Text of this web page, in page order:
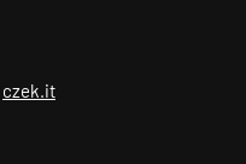
czek.it